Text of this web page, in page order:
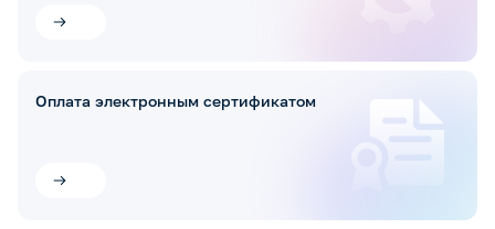
Оплата электронным сертификатом